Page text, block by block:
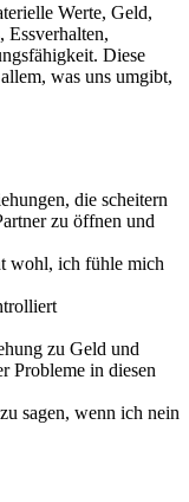
Werte, Geld,
Essverhalten,
Diese
was uns umgibt,
die scheitern
zu öffnen und
wohl, ich fühle mich
zu Geld und
Probleme in diesen
sagen, wenn ich nein